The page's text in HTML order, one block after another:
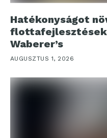
Hatékonyságot
Waberer’s
AUGUSZTUS 1, 2026